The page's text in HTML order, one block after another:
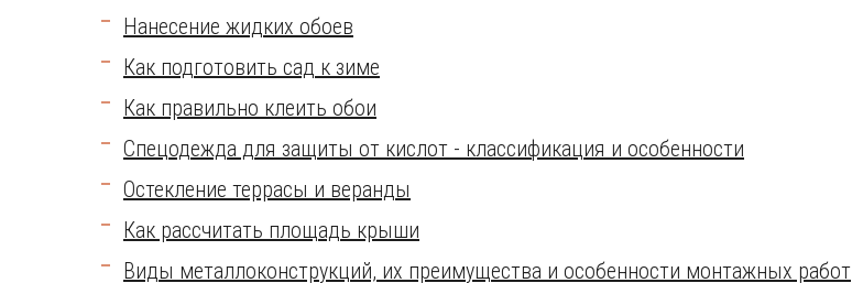
Нанесение жидких обоев
Как подготовить сад к зиме
Как правильно клеить обои
Спецодежда для защиты от кислот - классификация и особенности
Остекление террасы и веранды
Как рассчитать площадь крыши
Виды металлоконструкций, их преимущества и особенности монтажных работ